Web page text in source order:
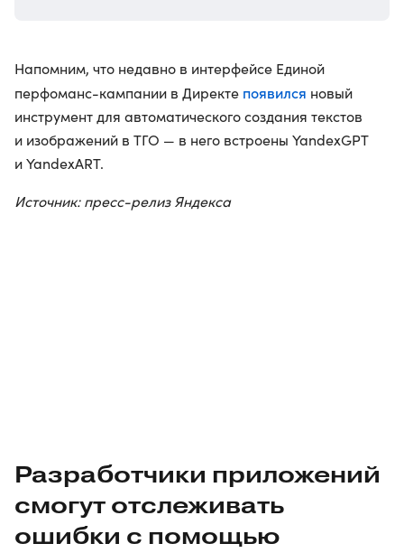
Напомним, что недавно в интерфейсе Единой
перфоманс-кампании в Директе появился новый
инструмент для автоматического создания текстов
и изображений в ТГО — в него встроены YandexGPT
и YandexART.
Источник: пресс-релиз Яндекса
Разработчики приложений
смогут отслеживать
ошибки с помощью